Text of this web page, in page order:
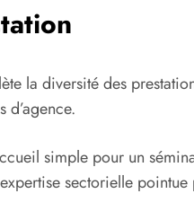
la diversité des
simple pour un
sectorielle